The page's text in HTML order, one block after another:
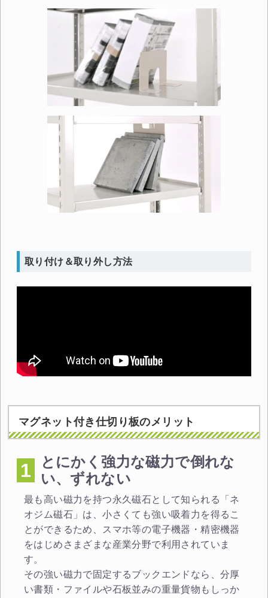
取り付け＆取り外し方法
マグネット付き仕切り板のメリット
1
とにかく強力な磁力で倒れな
い、ずれない
最も高い磁力を持つ永久磁石として知られる「ネ
オジム磁石」は、小さくても強い吸着力を得るこ
とができるため、スマホ等の電子機器・精密機器
をはじめさまざまな産業分野で利用されていま
す。
その強い磁力で固定するブックエンドなら、分厚
い書類・ファイルや石板並みの重量貨物もしっか